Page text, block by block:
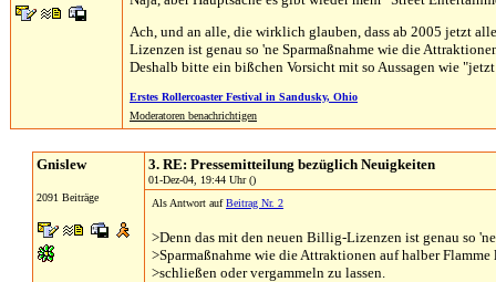
Ach, und an alle, die wirklich glauben, dass ab 2005 jetzt
Lizenzen ist genau so 'ne Sparmaßnahme wie die
Deshalb bitte ein bißchen Vorsicht mit so Aussagen wie
Erstes Rollercoaster Festival in Sandusky, Ohio
Moderatoren benachrichtigen
Gnislew
2091 Beiträge
3. RE: Pressemitteilung bezüglich Neuigkeiten
01-Dez-04, 19:44 Uhr ()
Als Antwort aufBeitrag Nr. 2
>Denn das mit den neuen Billig-Lizenzen ist genau so 'ne
>Sparmaßnahme wie die Attraktionen auf halber Flamme
>schließen oder vergammeln zu lassen.